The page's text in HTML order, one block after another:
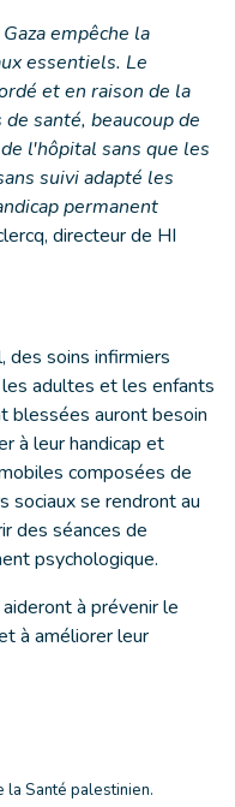
empêche la
essentiels. Le
et en raison de la
santé, beaucoup de
l'hôpital sans que les
suivi adapté les
permanent
directeur de HI
des soins infirmiers
adultes et les enfants
blessées auront besoin
à leur handicap et
composées de
sociaux se rendront au
des séances de
psychologique.
à prévenir le
à améliorer leur
la Santé palestinien.